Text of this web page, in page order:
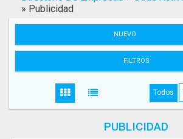
Contacto
Servicios Online
Publica Tu Empresa
» Publicidad
NUEVO
FILTROS
Todos
PUBLICIDAD